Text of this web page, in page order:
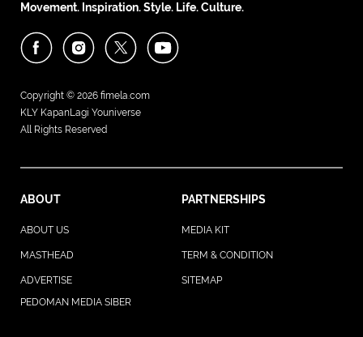
Movement. Inspiration. Style. Life. Culture.
Copyright © 2026 fimela.com
KLY KapanLagi Youniverse
All Rights Reserved
ABOUT PARTNERSHIPS
ABOUT US MEDIA KIT
MASTHEAD TERM & CONDITION
ADVERTISE
SITEMAP
PEDOMAN MEDIA SIBER